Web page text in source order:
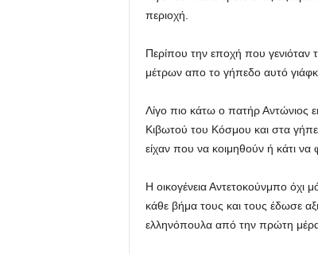
περιοχή.
Περίπου την εποχή που γενιόταν
μέτρων απο το γήπεδο αυτό
Λίγο πιο κάτω ο πατήρ Αντώνιος
Κιβωτού του Κόσμου και στα
είχαν που να κοιμηθούν ή κάτι να
Η οικογένεια Αντετοκούνμπο όχι
κάθε βήμα τους και τους έδωσε
ελληνόπουλα από την πρώτη